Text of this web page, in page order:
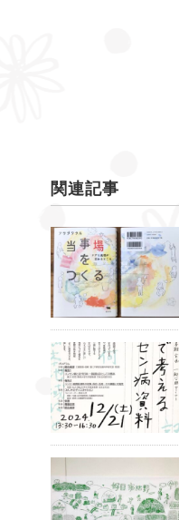
関連記事